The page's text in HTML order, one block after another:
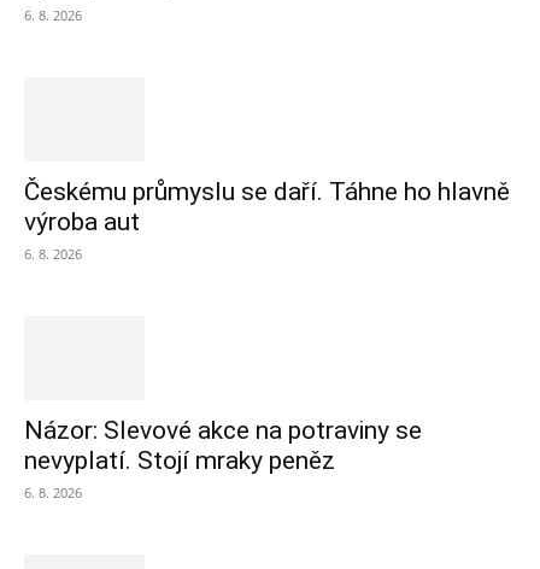
6. 8. 2026
Českému průmyslu se daří. Táhne ho hlavně
výroba aut
6. 8. 2026
Názor: Slevové akce na potraviny se
nevyplatí. Stojí mraky peněz
6. 8. 2026